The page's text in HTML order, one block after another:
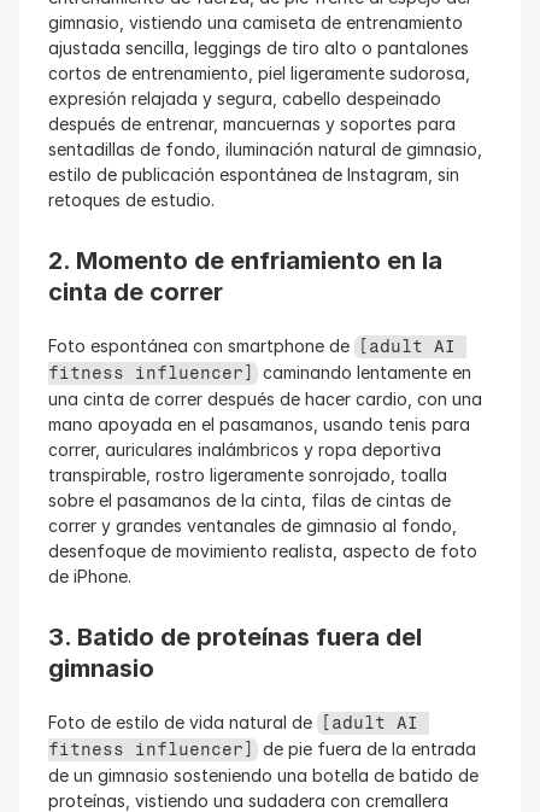
gimnasio, vistiendo una camiseta de entrenamiento
ajustada sencilla, leggings de tiro alto o pantalones
cortos de entrenamiento, piel ligeramente sudorosa,
expresión relajada y segura, cabello despeinado
después de entrenar, mancuernas y soportes para
sentadillas de fondo, iluminación natural de gimnasio,
estilo de publicación espontánea de Instagram, sin
retoques de estudio.
2. Momento de enfriamiento en la
cinta de correr
Foto espontánea con smartphone de
[adult AI
fitness influencer] caminando lentamente en
una cinta de correr después de hacer cardio, con una
mano apoyada en el pasamanos, usando tenis para
correr, auriculares inalámbricos y ropa deportiva
transpirable, rostro ligeramente sonrojado, toalla
sobre el pasamanos de la cinta, filas de cintas de
correr y grandes ventanales de gimnasio al fondo,
desenfoque de movimiento realista, aspecto de foto
de iPhone.
3. Batido de proteínas fuera del
gimnasio
Foto de estilo de vida natural de
[adult AI
fitness influencer] de pie fuera de la entrada
de un gimnasio sosteniendo una botella de batido de
proteínas, vistiendo una sudadera con cremallera